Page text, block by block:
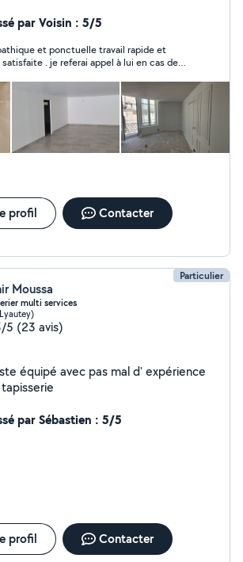
COPIER COLLER LEROY MERLIN
FOND Pose parquet
Plomberie Travaux vies en main
par Voisin : 5/5
ponctuelle travail rapide et
. je referai appel à lui en cas de
profil Contacter
Particulier
Moussa
multi services
5 (23 avis)
équipé avec pas mal d' expérience
par Sébastien : 5/5
profil Contacter